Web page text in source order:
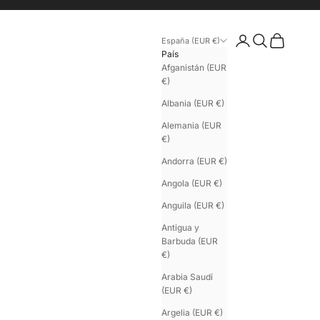
España (EUR €)
País
Afganistán (EUR
€)
Albania (EUR €)
Alemania (EUR
€)
Andorra (EUR €)
Angola (EUR €)
Anguila (EUR €)
Antigua y
Barbuda (EUR
€)
Arabia Saudí
(EUR €)
Argelia (EUR €)
Iniciar sesión
BuscarCesta